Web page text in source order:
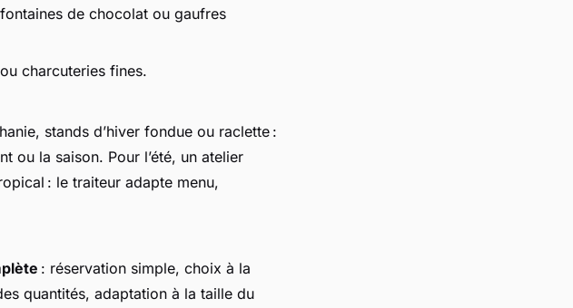
de chocolat ou gaufres
charcuteries fines.
stands d’hiver fondue ou raclette :
ou la saison. Pour l’été, un atelier
: le traiteur adapte menu,
: réservation simple, choix à la
quantités, adaptation à la taille du